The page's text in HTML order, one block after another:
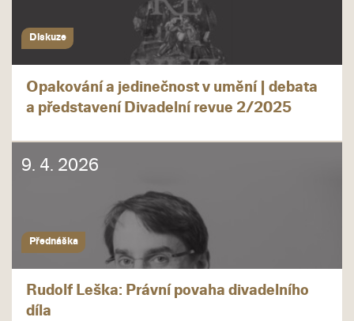
Diskuze
Opakování a jedinečnost v umění | debata
a představení Divadelní revue 2/2025
9. 4. 2026
Přednáška
Rudolf Leška: Právní povaha divadelního
díla